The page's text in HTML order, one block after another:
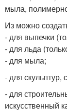
мыла,
Из можно
- для выпечки
- для льда
- для мыла;
- для скульптур,
- для
искусственный